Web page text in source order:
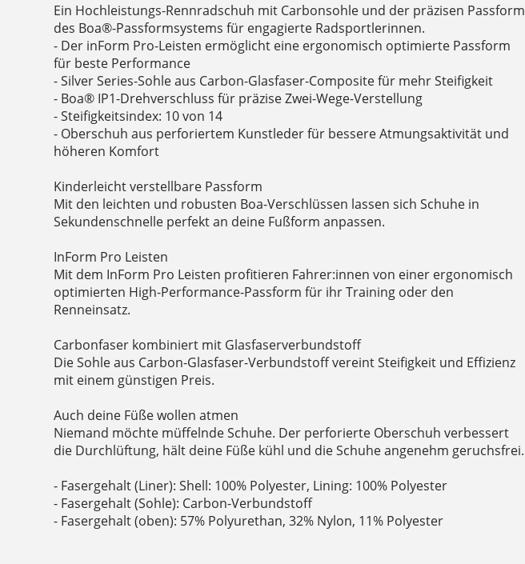
Ein Hochleistungs-Rennradschuh mit Carbonsohle und der präzisen Passform
des Boa®-Passformsystems für engagierte Radsportlerinnen.
- Der inForm Pro-Leisten ermöglicht eine ergonomisch optimierte Passform
für beste Performance
- Silver Series-Sohle aus Carbon-Glasfaser-Composite für mehr Steifigkeit
- Boa® IP1-Drehverschluss für präzise Zwei-Wege-Verstellung
- Steifigkeitsindex: 10 von 14
- Oberschuh aus perforiertem Kunstleder für bessere Atmungsaktivität und
höheren Komfort
Kinderleicht verstellbare Passform
Mit den leichten und robusten Boa-Verschlüssen lassen sich Schuhe in
Sekundenschnelle perfekt an deine Fußform anpassen.
InForm Pro Leisten
Mit dem InForm Pro Leisten profitieren Fahrer:innen von einer ergonomisch
optimierten High-Performance-Passform für ihr Training oder den
Renneinsatz.
Carbonfaser kombiniert mit Glasfaserverbundstoff
Die Sohle aus Carbon-Glasfaser-Verbundstoff vereint Steifigkeit und Effizienz
mit einem günstigen Preis.
Auch deine Füße wollen atmen
Niemand möchte müffelnde Schuhe. Der perforierte Oberschuh verbessert
die Durchlüftung, hält deine Füße kühl und die Schuhe angenehm geruchsfrei.
- Fasergehalt (Liner): Shell: 100% Polyester, Lining: 100% Polyester
- Fasergehalt (Sohle): Carbon-Verbundstoff
- Fasergehalt (oben): 57% Polyurethan, 32% Nylon, 11% Polyester